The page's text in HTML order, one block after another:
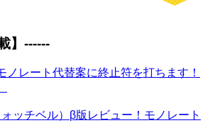
】------
ノレート代替案に終止符を打ちます！
ッチベル）β版レビュー！モノレート